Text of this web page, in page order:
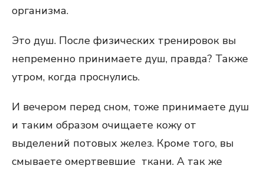
организма.
Это душ. После физических тренировок вы
непременно принимаете душ, правда? Также
утром, когда проснулись.
И вечером перед сном, тоже принимаете душ
и таким образом очищаете кожу от
выделений потовых желез. Кроме того, вы
смываете омертвевшие ткани. А так же